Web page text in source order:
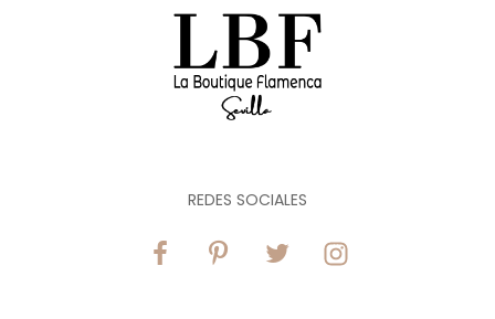
REDES SOCIALES